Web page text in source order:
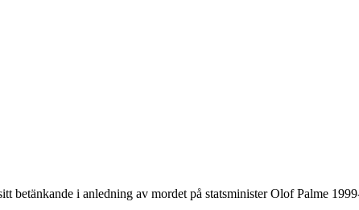
betänkande i anledning av mordet på statsminister Olof Palme